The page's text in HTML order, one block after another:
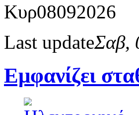
Κυρ08092026
Last updateΣαβ,
Εμφανίζει